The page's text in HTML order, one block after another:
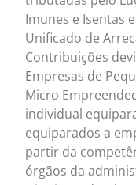
Imunes e Isentas
Unificado de
Contribuições
Empresas de
Micro
individual
equiparados a
partir da
órgãos da